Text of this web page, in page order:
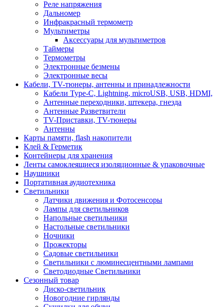
Реле напряжения
Дальномер
Инфракрасный термометр
Мультиметры
Аксессуары для мультиметров
Таймеры
Термометры
Электронные безмены
Электронные весы
Кабели, TV-тюнеры, антенны и принадлежности
Кабели Type-C, Lightning, microUSB, USB, HDMI,
Антенные переходники, штекера, гнезда
Антенные Разветвители
TV-Приставки, TV-тюнеры
Антенны
Карты памяти, flash накопители
Клей & Герметик
Контейнеры для хранения
Ленты самоклеящиеся изоляционные & упаковочные
Наушники
Портативная аудиотехника
Светильники
Датчики движения и Фотосенсоры
Лампы для светильников
Напольные светильники
Настольные светильники
Ночники
Прожекторы
Садовые светильники
Светильники с люминесцентными лампами
Светодиодные Светильники
Сезонный товар
Диско-светильник
Новогодние гирлянды